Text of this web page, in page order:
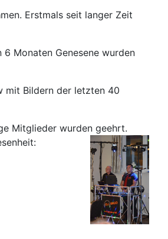
Erstmals seit langer Zeit
Monaten Genesene wurden
mit Bildern der letzten 40
Mitglieder wurden geehrt.